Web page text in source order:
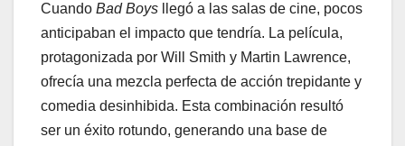
Cuando Bad Boys llegó a las salas de cine, pocos
anticipaban el impacto que tendría. La película,
protagonizada por Will Smith y Martin Lawrence,
ofrecía una mezcla perfecta de acción trepidante y
comedia desinhibida. Esta combinación resultó
ser un éxito rotundo, generando una base de